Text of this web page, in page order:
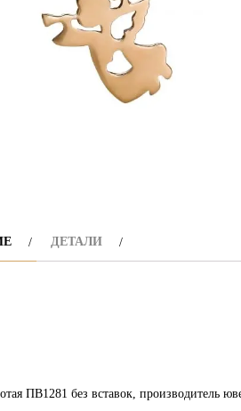
ДЕТАЛИ
ПВ1281 без вставок, производитель